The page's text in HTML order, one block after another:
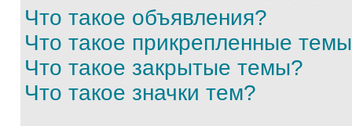
Что такое объявления?
Что такое прикрепленные
Что такое закрытые темы?
Что такое значки тем?